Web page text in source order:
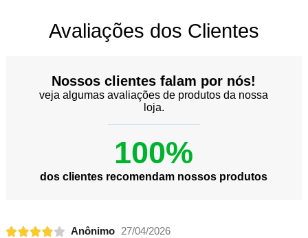
Avaliações dos Clientes
Nossos clientes falam por nós!
veja algumas avaliações de produtos da nossa
loja.
100%
dos clientes recomendam nossos produtos
Anônimo 27/04/2026